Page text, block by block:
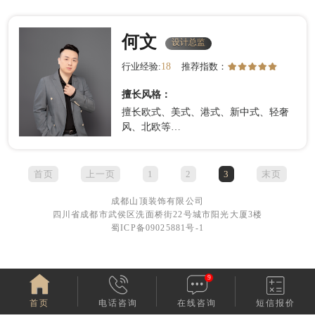
何文 设计总监
设计总监
行业经验:18 推荐指数：
擅长风格：
擅长欧式、美式、港式、新中式、轻奢
风、北欧等…
首页 上一页 1 2 3 末页
成都山顶装饰有限公司
四川省成都市武侯区洗面桥街22号城市阳光大厦3楼
蜀ICP备09025881号-1
首页 电话咨询 在线咨询
9
短信报价